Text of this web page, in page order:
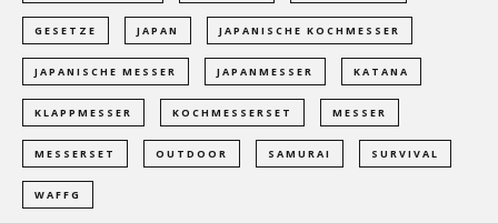
GESETZE JAPAN JAPANISCHE KOCHMESSER
JAPANISCHE MESSER JAPANMESSER KATANA
KLAPPMESSER KOCHMESSERSET MESSER
MESSERSET OUTDOOR SAMURAI SURVIVAL
WAFFG